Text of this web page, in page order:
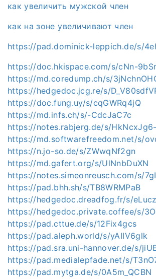
как увеличить мужской член
как на зоне увеличивают член
https://pad.dominick-leppich.de/s/
https://doc.hkispace.com/s/cNn-
https://md.coredump.ch/s/
https://hedgedoc.jcg.re/s/
https://doc.fung.uy/s/cqGWRq4jQ
https://md.infs.ch/s/-CdcJaC7c
https://notes.rabjerg.de/s/
https://md.softwarefreedom.net/s/
https://n.jo-so.de/s/ZWwqNf2gn
https://md.gafert.org/s/UlNnbDuXN
https://notes.simeonreusch.com/s/
https://pad.bhh.sh/s/TB8WRMPaB
https://hedgedoc.dreadfog.fr/s/
https://hedgedoc.private.coffee/s/
https://pad.cttue.de/s/12Fix4gcs
https://pad.aleph.world/s/yAIIV6glk
https://pad.sra.uni-hannover.de/s/
https://pad.medialepfade.net/s/
https://pad.mytga.de/s/0A5m_QCBN